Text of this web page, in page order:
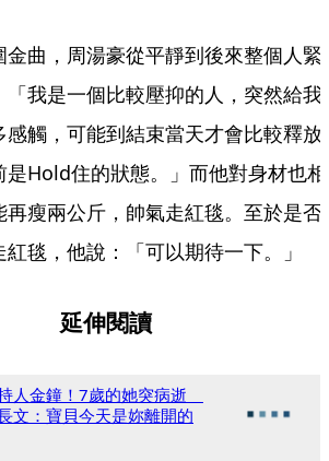
金曲，周湯豪從平靜到後來整個人緊
「我是一個比較壓抑的人，突然給我
感觸，可能到結束當天才會比較釋放
Hold住的狀態。」而他對身材也相
再瘦兩公斤，帥氣走紅毯。至於是否
毯，他說：「可以期待一下。」
延伸閱讀
人金鐘！7歲的她突病逝
文：寶貝今天是妳離開的